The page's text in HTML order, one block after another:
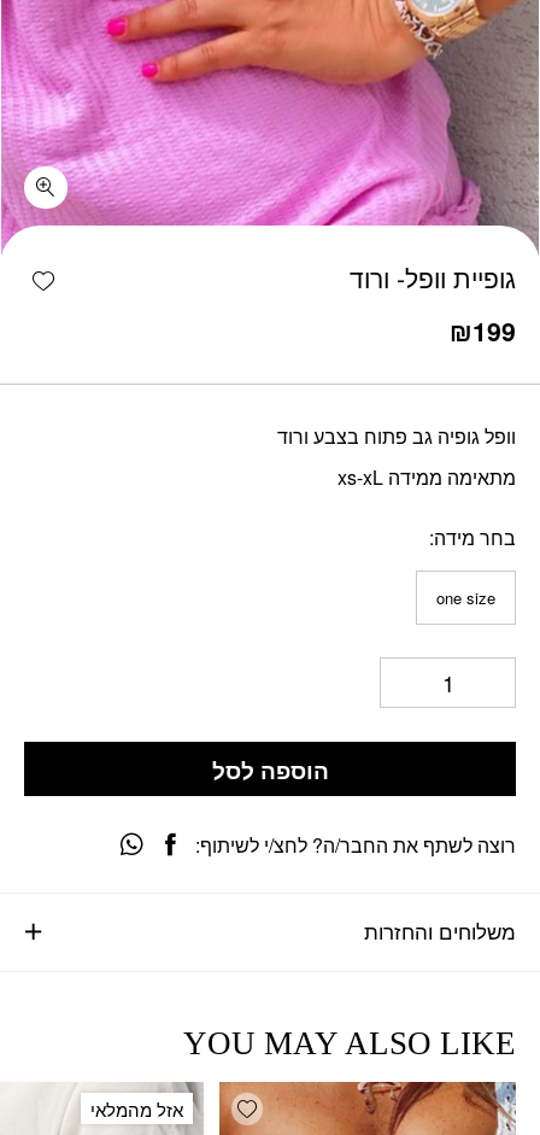
גופיית וופל- ורוד
₪199
וופל גופיה גב פתוח בצבע ורוד
מתאימה ממידה xs-xL
בחר מידה
one size
כמות גופיית וופל- ורוד
הוספה לסל
משלוחים והחזרות
רוצה לשתף את החבר/ה? לחצ/י לשיתוף:
YOU MAY ALSO LIKE
Add wishlistאזל מהמלאי